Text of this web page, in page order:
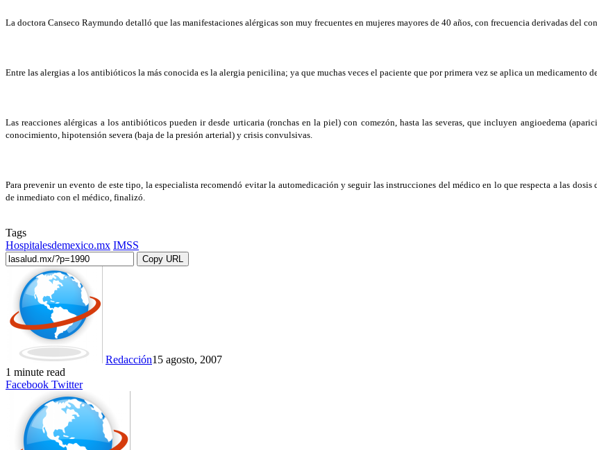
La doctora Canseco Raymundo detalló que las manifestaciones alérgicas son muy frecuentes en mujeres mayores de 40 años, con frecuencia derivadas del
Entre las alergias a los antibióticos la más conocida es la alergia penicilina; ya que muchas veces el paciente que por primera vez se aplica un medicamento
Las reacciones alérgicas a los antibióticos pueden ir desde urticaria (ronchas en la piel) con comezón, hasta las severas, que incluyen angioedema
conocimiento, hipotensión severa (baja de la presión arterial) y crisis convulsivas.
Para prevenir un evento de este tipo, la especialista recomendó evitar la automedicación y seguir las instrucciones del médico en lo que respecta a las
de inmediato con el médico, finalizó.
Tags
Hospitalesdemexico.mx IMSS
Copy URL
Redacción15 agosto, 2007
1 minute read
Facebook TwitterLinkedIn
Tumblr
Pinterest
Reddit
VKontakte
Share
via
Email
Print